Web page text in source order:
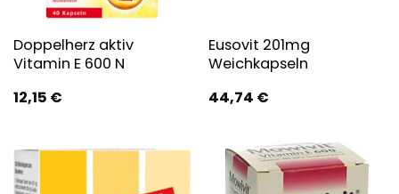
Doppelherz aktiv
Vitamin E 600 N
12,15 €
Eusovit 201mg
Weichkapseln
44,74 €